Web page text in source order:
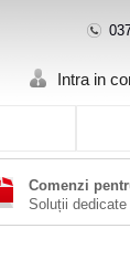
Intra in
Comenzi
Soluții